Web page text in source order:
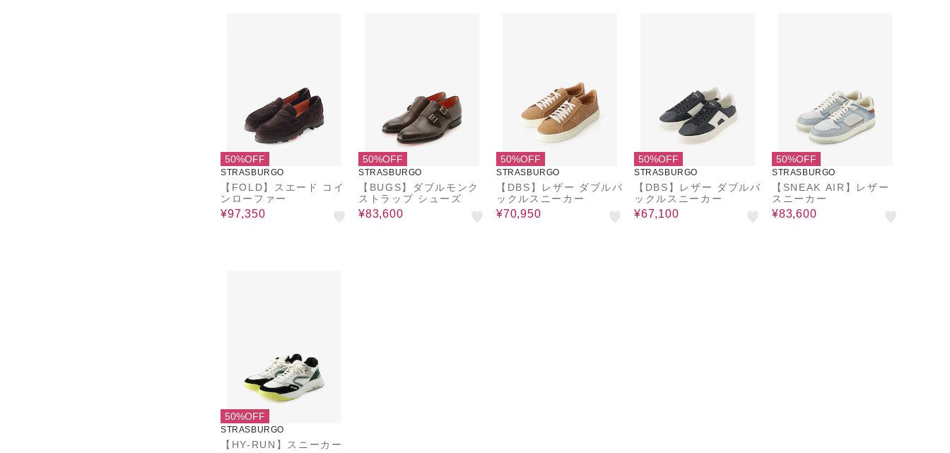
50%OFF
STRASBURGO
【FOLD】スエード コイ
ンローファー
¥97,350
50%OFF
STRASBURGO
【BUGS】ダブルモンク
ストラップ シューズ
¥83,600
50%OFF
STRASBURGO
【DBS】レザー ダブルバ
ックルスニーカー
¥70,950
50%OFF
STRASBURGO
【DBS】レザー ダブルバ
ックルスニーカー
¥67,100
50%OFF
STRASBURGO
【SNEAK AIR】レザー
スニーカー
¥83,600
50%OFF
STRASBURGO
【HY-RUN】スニーカー